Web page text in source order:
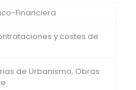
Financiera
y costes de
de Urbanismo, Obras